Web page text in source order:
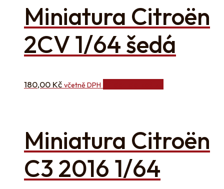
Miniatura Citroën
2CV 1/64 šedá
180,00 Kč včetně DPH
Miniatura Citroën
C3 2016 1/64